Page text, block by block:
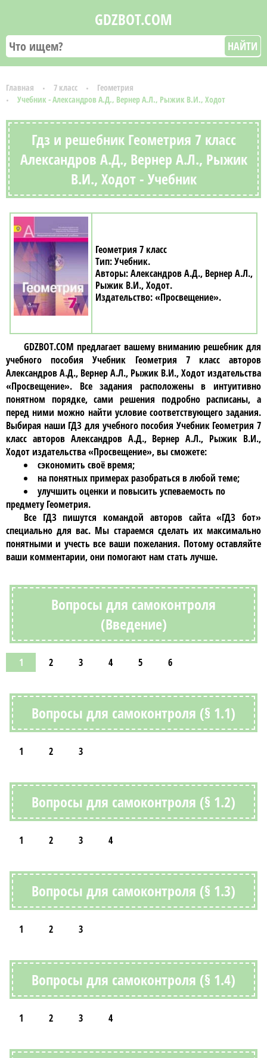
GDZBOT.COM
НАЙТИ
Главная 7 класс
Геометрия
Учебник - Александров А.Д., Вернер А.Л., Рыжик В.И., Ходот
Гдз и решебник Геометрия 7 класс
Александров А.Д., Вернер А.Л., Рыжик
В.И., Ходот - Учебник
Геометрия 7 класс
Учебник
Александров А.Д., Вернер А.Л.,
Рыжик В.И., Ходот
«Просвещение»
GDZBOT.COM предлагает вашему вниманию решебник для
учебного пособияУчебник Геометрия 7 класc авторов
Александров А.Д., Вернер А.Л., Рыжик В.И., Ходот издательства
«Просвещение». Все задания расположены в интуитивно
понятном порядке, сами решения подробно расписаны, а
перед ними можно найти условие соответствующего задания.
Выбирая наши ГДЗ для учебного пособия Учебник Геометрия 7
класc авторов Александров А.Д., Вернер А.Л., Рыжик В.И.,
Ходот издательства «Просвещение», вы сможете:
сэкономить своё время;
на понятных примерах разобраться в любой теме;
улучшить оценки и повысить успеваемость по
предмету Геометрия.
Все ГДЗ пишутся командой авторов сайта «ГДЗ бот»
специально для вас. Мы стараемся сделать их максимально
понятными и учесть все ваши пожелания. Потому оставляйте
ваши комментарии, они помогают нам стать лучше.
Вопросы для самоконтроля
(Введение)
1 2 3 4 5 6
Вопросы для самоконтроля (§ 1.1)
1 2 3
Вопросы для самоконтроля (§ 1.2)
1 2 3 4
Вопросы для самоконтроля (§ 1.3)
1 2 3
Вопросы для самоконтроля (§ 1.4)
1 2 3 4